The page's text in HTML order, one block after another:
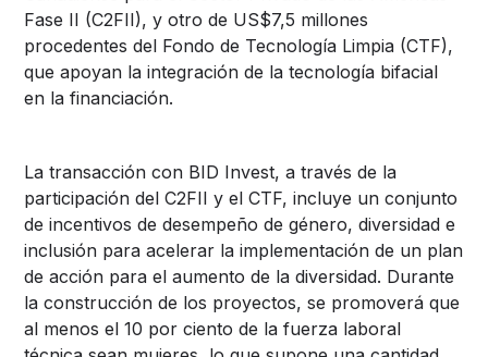
Fase II (C2FII), y otro de US$7,5 millones
procedentes del Fondo de Tecnología Limpia (CTF),
que apoyan la integración de la tecnología bifacial
en la financiación.
La transacción con BID Invest, a través de la
participación del C2FII y el CTF, incluye un conjunto
de incentivos de desempeño de género, diversidad e
inclusión para acelerar la implementación de un plan
de acción para el aumento de la diversidad. Durante
la construcción de los proyectos, se promoverá que
al menos el 10 por ciento de la fuerza laboral